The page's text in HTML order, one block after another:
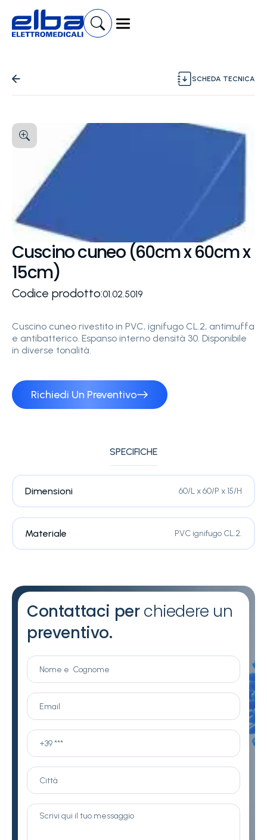
SCHEDA TECNICA
Cuscino cuneo (60cm x 60cm x
15cm)
Codice prodotto:01.02.5019
Cuscino cuneo rivestito in PVC, ignifugo CL.2, antimuffa
e antibatterico. Espanso interno densità 30. Disponibile
in diverse tonalità.
Richiedi Un Preventivo
SPECIFICHE
Dimensioni 60/L x 60/P x 15/H
Materiale PVC ignifugo CL.2.
Contattaci perchiedere un
preventivo.